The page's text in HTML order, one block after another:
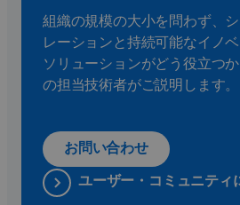
組織の規模の大小を問わず、
レーションと持続可能なイノ
ソリューションがどう役立つ
の担当技術者がご説明します。
お問い合わせ
ユーザー・コミュニティ